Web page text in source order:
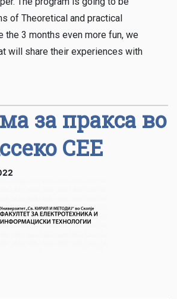
of Theoretical and practical
the 3 months even more fun, we
will share their experiences with
за пракса во
СЕЕ